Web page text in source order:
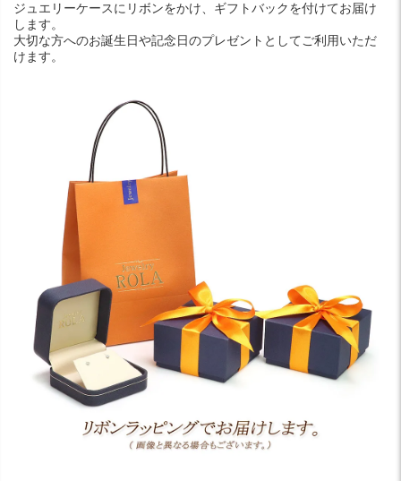
ジュエリーケースにリボンをかけ、ギフトバックを付けてお届け
します。
大切な方へのお誕生日や記念日のプレゼントとしてご利用いただ
けます。